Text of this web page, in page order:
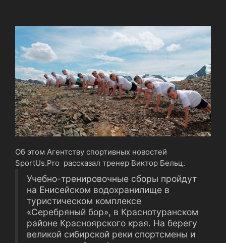
Об этом Агентству спортивных новостей
SportUs.Рro рассказал тренер Виктор Бельц.
Учебно-тренировочные сборы пройдут
на Енисейском водохранилище в
туристическом комплексе
«Серебряный бор», в Краснотуранском
районе Красноярского края. На берегу
великой сибирской реки спортсмены и